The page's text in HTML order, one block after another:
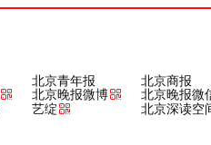
北京青年报 北京商报
北京晚报微博
北京晚报微
艺绽 北京深读空